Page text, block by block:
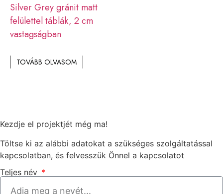
Silver Grey gránit matt
felülettel táblák, 2 cm
vastagságban
TOVÁBB OLVASOM
Kezdje el projektjét még ma!
Töltse ki az alábbi adatokat a szükséges szolgáltatással
kapcsolatban, és felvesszük Önnel a kapcsolatot
Teljes név